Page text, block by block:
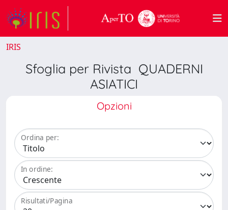
IRIS
Sfoglia per Rivista QUADERNI
ASIATICI
Opzioni
Ordina per:
In ordine:
Risultati/Pagina